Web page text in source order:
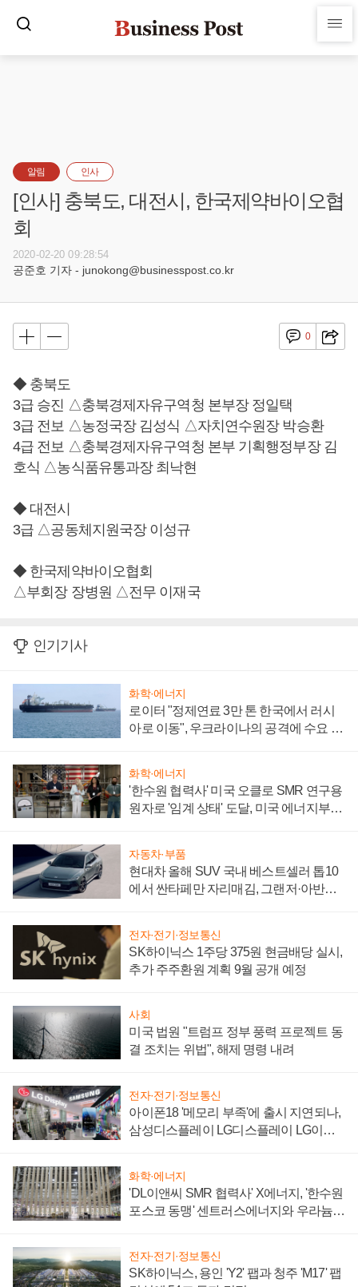
알림 인사
[인사] 충북도, 대전시, 한국제약바이오협
회
2020-02-20 09:28:54
공준호 기자 - junokong@businesspost.co.kr
0
◆ 충북도
3급 승진 △충북경제자유구역청 본부장 정일택
3급 전보 △농정국장 김성식 △자치연수원장 박승환
4급 전보 △충북경제자유구역청 본부 기획행정부장 김
호식 △농식품유통과장 최낙현
◆ 대전시
3급 △공동체지원국장 이성규
◆ 한국제약바이오협회
△부회장 장병원 △전무 이재국
인기기사
화학·에너지
로이터 "정제연료 3만 톤 한국에서 러시
아로 이동", 우크라이나의 공격에 수요 늘
화학·에너지
'한수원 협력사' 미국 오클로 SMR 연구용
원자로 '임계 상태' 도달, 미국 에너지부
자동차·부품
현대차 올해 SUV 국내 베스트셀러 톱10
에서 싼타페만 자리매김, 그랜저·아반떼
전자·전기·정보통신
SK하이닉스 1주당 375원 현금배당 실시,
추가 주주환원 계획 9월 공개 예정
사회
미국 법원 "트럼프 정부 풍력 프로젝트 동
결 조치는 위법", 해제 명령 내려
전자·전기·정보통신
아이폰18 '메모리 부족'에 출시 지연되나,
삼성디스플레이 LG디스플레이 LG이노
화학·에너지
'DL이앤씨 SMR 협력사' X에너지, '한수원
포스코 동맹' 센트러스에너지와 우라늄
전자·전기·정보통신
SK하이닉스, 용인 'Y2' 팹과 청주 'M17' 팹